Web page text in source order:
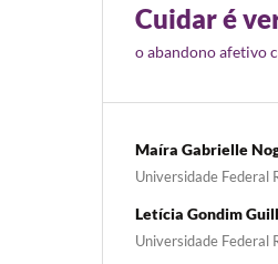
Cuidar é
o abandono afetivo
Maíra Gabrielle
Universidade Federal
Letícia Gondim
Universidade Federal